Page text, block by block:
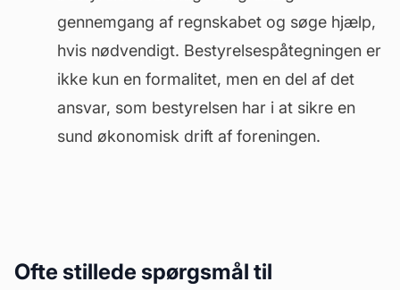
gennemgang af regnskabet og søge hjælp,
hvis nødvendigt. Bestyrelsespåtegningen er
ikke kun en formalitet, men en del af det
ansvar, som bestyrelsen har i at sikre en
sund økonomisk drift af foreningen.
Ofte stillede spørgsmål til